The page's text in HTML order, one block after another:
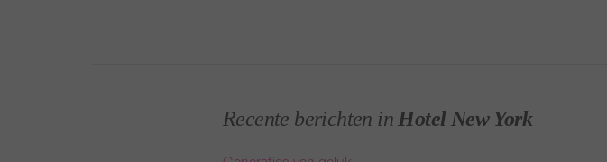
Recente berichten in Hotel New York